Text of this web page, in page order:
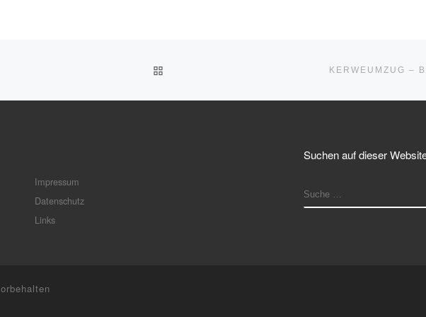
ZURÜCK ZUR BEITRAGSLISTEKERWEUMZUG –
Impressum
Datenschutz
Links
Suchen auf dieser
SUCHE